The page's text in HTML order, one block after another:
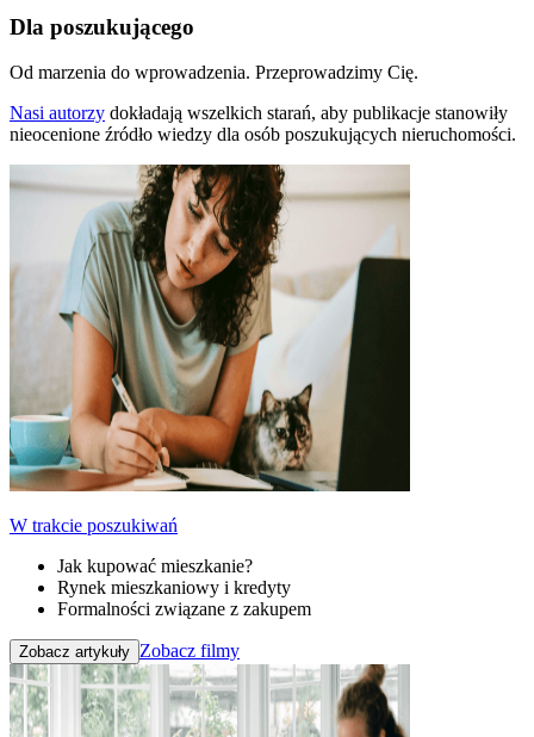
Dla poszukującego
Od marzenia do wprowadzenia. Przeprowadzimy Cię.
Nasi autorzy dokładają wszelkich starań, aby publikacje stanowiły
nieocenione źródło wiedzy dla osób poszukujących nieruchomości.
W trakcie poszukiwań
Jak kupować mieszkanie?
Rynek mieszkaniowy i kredyty
Formalności związane z zakupem
Zobacz artykuły Zobacz filmy